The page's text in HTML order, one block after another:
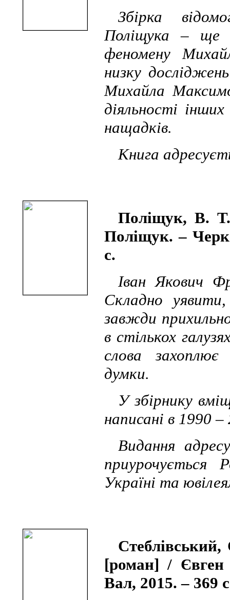
Збірка
Поліщука – ще
феномену
низку
Михайла
діяльності
нащадків.
Книга
Поліщук, В. Т.
Поліщук. –
с.
Іван Якович
Складно
завжди
в стількох
слова
думки.
У збірнику
написані в 1990
Видання
приурочується
Україні та
[роман] / Євген
Вал, 2015. – 369